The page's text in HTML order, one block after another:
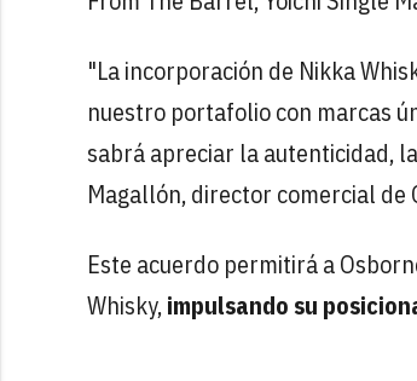
"La incorporación de Nikka
nuestro portafolio con marcas
sabrá apreciar la autenticidad,
Magallón, director comercial de
Este acuerdo permitirá a
Whisky,impulsando su